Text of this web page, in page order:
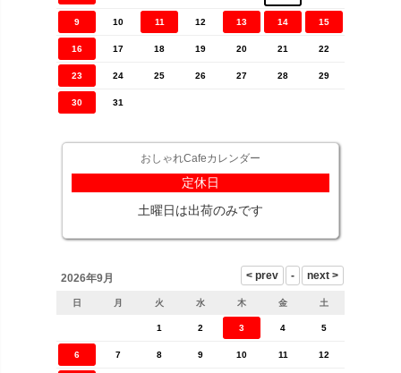
9 10 11 12 13 14 15
16 17 18 19 20 21 22
23 24 25 26 27 28 29
30 31
おしゃれCafeカレンダー
定休日
土曜日は出荷のみです
2026年9月
日 月 火 水 木 金 土
1 2 3 4 5
6 7 8 9 10 11 12